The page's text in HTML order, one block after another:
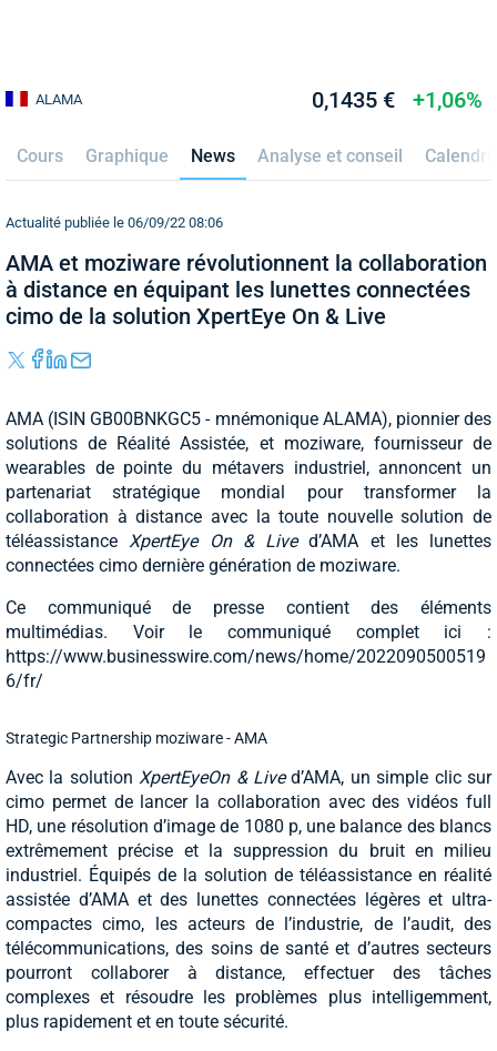
ALAMA 0,1435 € +1,06%
Cours Graphique News Analyse et conseil
Actualité publiée le 06/09/22 08:06
AMA et moziware révolutionnent la collaboration
à distance en équipant les lunettes connectées
cimo de la solution XpertEye On & Live
AMA (ISIN GB00BNKGC5 - mnémonique ALAMA), pionnier des
solutions de Réalité Assistée, et moziware, fournisseur de
wearables de pointe du métavers industriel, annoncent un
partenariat stratégique mondial pour transformer la
collaboration à distance avec la toute nouvelle solution de
téléassistance XpertEye On& Lived’AMA et les lunettes
connectées cimo dernière génération de moziware.
Ce communiqué de presse contient des éléments
multimédias. Voir le communiqué complet ici :
https://www.businesswire.com/news/home/2022090500519
6/fr/
Strategic Partnership moziware - AMA
Avec la solution XpertEyeOn & Lived’AMA, un simple clic sur
cimo permet de lancer la collaboration avec des vidéos full
HD, une résolution d’image de 1080 p, une balance des blancs
extrêmement précise et la suppression du bruit en milieu
industriel. Équipés de la solution de téléassistance en réalité
assistée d’AMA et des lunettes connectées légères et ultra-
compactes cimo, les acteurs de l’industrie, de l’audit, des
télécommunications, des soins de santé et d’autres secteurs
pourront collaborer à distance, effectuer des tâches
complexes et résoudre les problèmes plus intelligemment,
plus rapidement et en toute sécurité.